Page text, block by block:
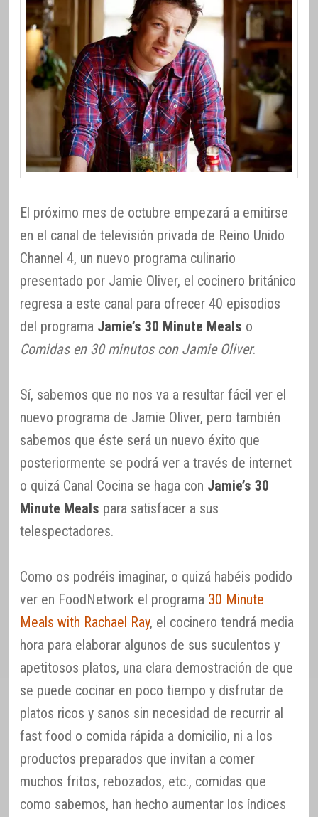
El próximo mes de octubre empezará a emitirse
en el canal de televisión privada de Reino Unido
Channel 4, un nuevo programa culinario
presentado por Jamie Oliver, el cocinero británico
regresa a este canal para ofrecer 40 episodios
del programa Jamie’s 30 Minute Meals o
Comidas en 30 minutos con Jamie Oliver.
Sí, sabemos que no nos va a resultar fácil ver el
nuevo programa de Jamie Oliver, pero también
sabemos que éste será un nuevo éxito que
posteriormente se podrá ver a través de internet
o quizá Canal Cocina se haga con Jamie’s 30
Minute Meals para satisfacer a sus
telespectadores.
Como os podréis imaginar, o quizá habéis podido
ver en FoodNetwork el programa 30 Minute
Meals with Rachael Ray, el cocinero tendrá media
hora para elaborar algunos de sus suculentos y
apetitosos platos, una clara demostración de que
se puede cocinar en poco tiempo y disfrutar de
platos ricos y sanos sin necesidad de recurrir al
fast food o comida rápida a domicilio, ni a los
productos preparados que invitan a comer
muchos fritos, rebozados, etc., comidas que
como sabemos, han hecho aumentar los índices